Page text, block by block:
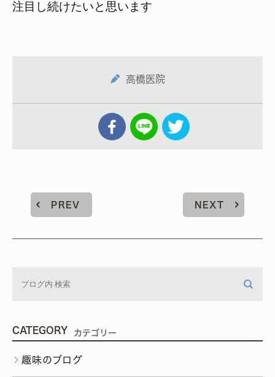
注目し続けたいと思います
高橋医院
PREV NEXT
CATEGORY カテゴリー
趣味のブログ